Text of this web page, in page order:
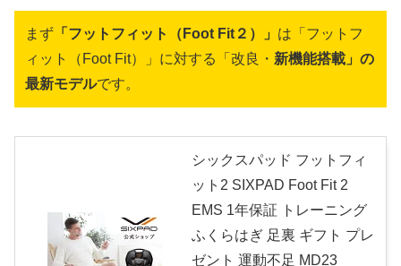
まず 「フットフィット（Foot Fit２）」 は「フットフ
ィット（Foot Fit）」に対する「改良・ 新機能搭載」の
最新モデルです。
シックスパッド フットフィ
ット2 SIXPAD Foot Fit 2
EMS 1年保証 トレーニング
ふくらはぎ 足裏 ギフト プレ
ゼント 運動不足 MD23